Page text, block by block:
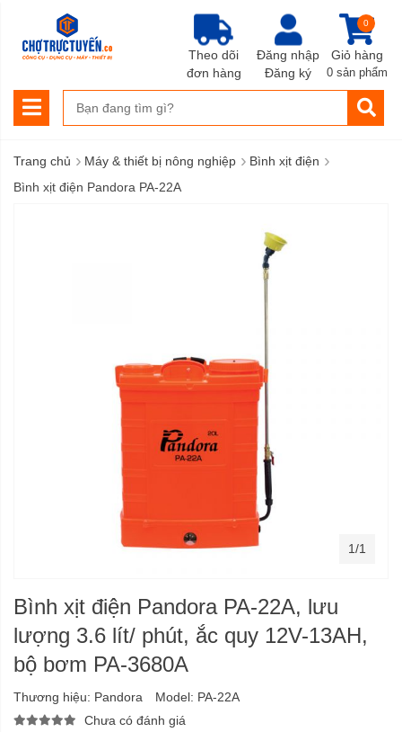
Đăng nhập
Đăng ký
Giỏ hàng
0
0 sản phẩm
Theo dõi
đơn hàng
Trang chủ › Máy & thiết bị nông nghiệp › Bình xịt điện ›
Bình xịt điện Pandora PA-22A
Bình xịt điện Pandora PA-22A, lưu
lượng 3.6 lít/ phút, ắc quy 12V-13AH,
bộ bơm PA-3680A
Thương hiệu: Pandora Model: PA-22A
Chưa có đánh giá
1/1